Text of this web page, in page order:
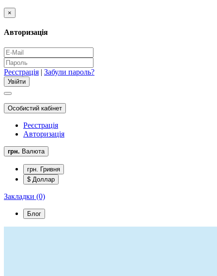
×
Авторизація
Реєстрація | Забули пароль?
Особистий кабінет
Реєстрація
Авторизація
грн. Валюта
грн. Гривня
$ Доллар
Закладки (0)
Блог